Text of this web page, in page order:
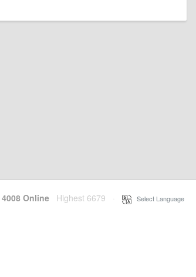
4008 Online Highest 6679 Select Language